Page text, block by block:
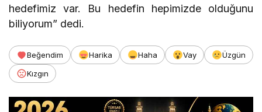
hedefimiz var. Bu hedefin hepimizde olduğunu
biliyorum” dedi.
Beğendim Harika Haha Vay
Üzgün
Kızgın